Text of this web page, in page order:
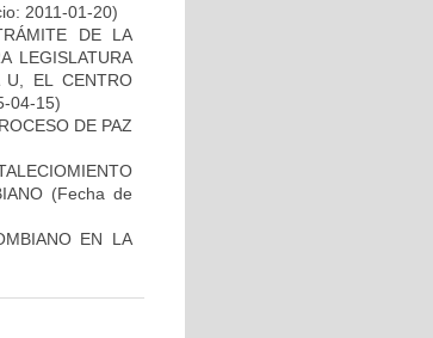
2011-01-20)
DE LA
LEGISLATURA
U, EL CENTRO
04-15)
DE PAZ
(Fecha de
EN LA